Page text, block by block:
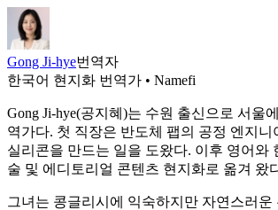
Gong Ji-hye번역자
한국어 현지화 번역가 • Namefi
Gong Ji-hye(공지혜)는 수원 출신으로 서울
역가다. 첫 직장은 반도체 팹의 공정 엔지니
실리콘을 만드는 일을 도왔다. 이후 영어와
술 및 에디토리얼 콘텐츠 현지화로 옮겨 왔
그녀는 콩글리시에 익숙하지만 자연스러운